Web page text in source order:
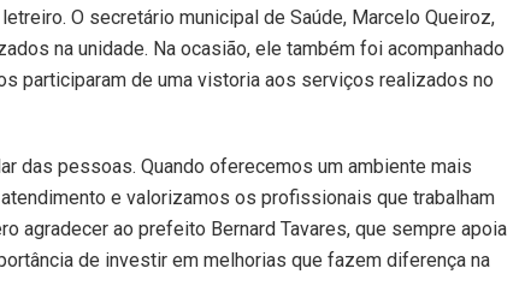
O secretário municipal de Saúde, Marcelo Queiroz,
na unidade. Na ocasião, ele também foi acompanhado
participaram de uma vistoria aos serviços realizados no
das pessoas. Quando oferecemos um ambiente mais
e valorizamos os profissionais que trabalham
agradecer ao prefeito Bernard Tavares, que sempre apoia
de investir em melhorias que fazem diferença na